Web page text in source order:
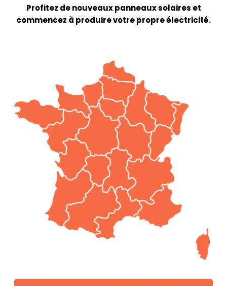
Profitez de nouveaux panneaux solaires et
commencez à produire votre propre électricité.